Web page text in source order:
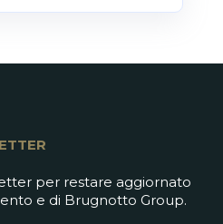
per restare aggiornato
e di Brugnotto Group.